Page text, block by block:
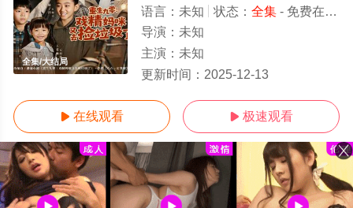
全集/大结局
语言： 未知 状态： 全集- 免费在线观看
导演： 未知
主演： 未知
更新时间： 2025-12-13
 在线观看  极速观看